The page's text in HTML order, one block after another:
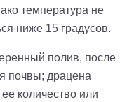
температура не
ниже 15 градусов.
полив, после
почвы; драцена
количество или